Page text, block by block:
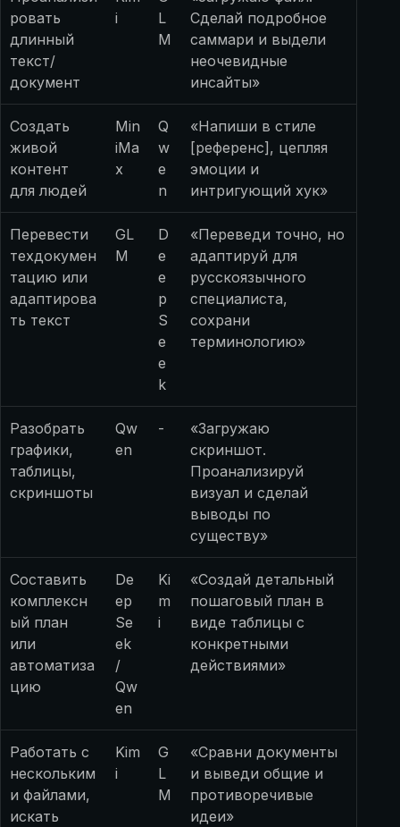
ровать
длинный
текст/
документ
i
L
M
Сделай подробное
саммари и выдели
неочевидные
инсайты»
Создать
живой
контент
для людей
Min
iMa
x
Q
w
e
n
«Напиши в стиле
[референс], цепляя
эмоции и
интригующий хук»
Перевести
техдокумен
тацию или
адаптирова
ть текст
GL
M
D
e
e
p
S
e
e
k
«Переведи точно, но
адаптируй для
русскоязычного
специалиста,
сохрани
терминологию»
Разобрать
графики,
таблицы,
скриншоты
Qw
en
-
«Загружаю
скриншот.
Проанализируй
визуал и сделай
выводы по
существу»
Составить
комплексн
ый план
или
автоматиза
цию
De
ep
Se
ek
/
Qw
en
Ki
m
i
«Создай детальный
пошаговый план в
виде таблицы с
конкретными
действиями»
Работать с
нескольким
и файлами,
искать
Kim
i
G
L
M
«Сравни документы
и выведи общие и
противоречивые
идеи»